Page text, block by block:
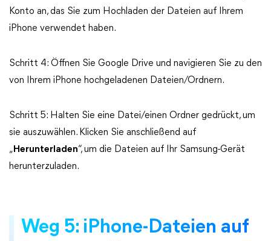
Konto an, das Sie zum Hochladen der Dateien auf Ihrem
iPhone verwendet haben.
Schritt 4: Öffnen Sie Google Drive und navigieren Sie zu den
von Ihrem iPhone hochgeladenen Dateien/Ordnern.
Schritt 5: Halten Sie eine Datei/einen Ordner gedrückt, um
sie auszuwählen. Klicken Sie anschließend auf
„ Herunterladen“, um die Dateien auf Ihr Samsung-Gerät
herunterzuladen.
Weg 5: iPhone-Dateien auf